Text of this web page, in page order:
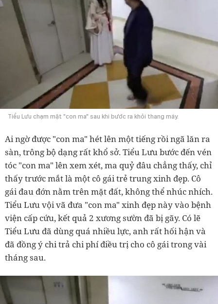
Tiểu Lưu chạm mặt "con ma" sau khi bước ra khỏi thang máy.
Ai ngờ được "con ma" hét lên một tiếng rồi ngã lăn ra
sàn, trông bộ dạng rất khổ sở. Tiểu Lưu bước đến vén
tóc "con ma" lên xem xét, ma quỷ đâu chẳng thấy, chỉ
thấy trước mắt là một cô gái trẻ trung xinh đẹp. Cô
gái đau đớn nằm trên mặt đất, không thể nhúc nhích.
Tiểu Lưu vội vã đưa "con ma" xinh đẹp này vào bệnh
viện cấp cứu, kết quả 2 xương sườn đã bị gãy. Có lẽ
Tiểu Lưu đã dùng quá nhiều lực, anh rất hối hận và
đã đồng ý chi trả chi phí điều trị cho cô gái trong vài
tháng sau.